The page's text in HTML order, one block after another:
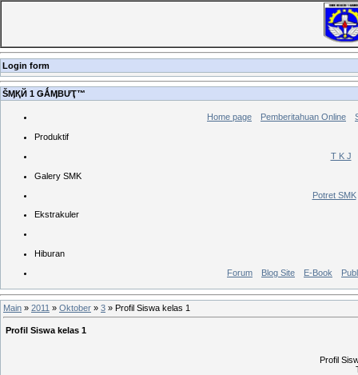
Login form
ŠӍҚЙ 1 ǤǺӍBƯҬ™
Home page Pemberitahuan Online
Produktif
T K J
Galery SMK
Potret SMK
Ekstrakuler
Hiburan
Forum
Blog Site E-Book
Main » 2011 » Oktober » 3 » Profil Siswa kelas 1
Profil Siswa kelas 1
Profil